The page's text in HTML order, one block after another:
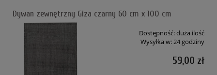
Dywan zewnętrzny Giza czarny 60 cm x 100 cm
Dostępność:duża ilość
Wysyłka w:24 godziny
59,00 zł